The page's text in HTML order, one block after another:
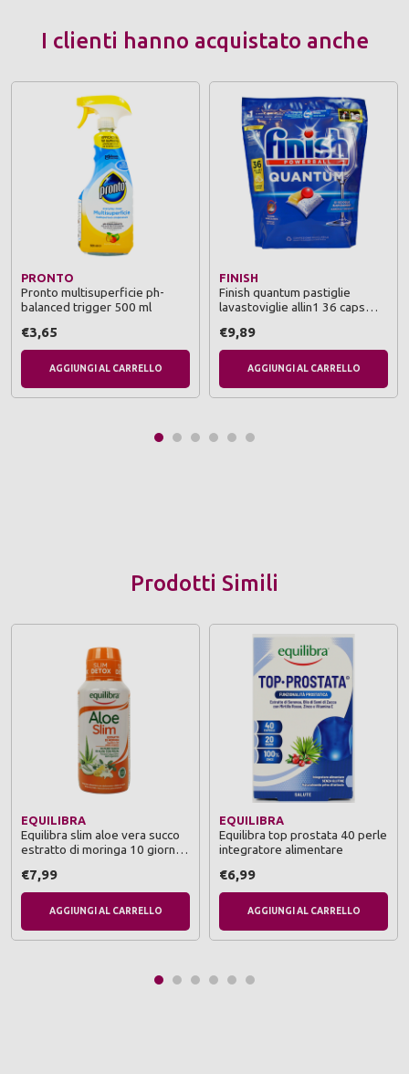
I clienti hanno acquistato anche
PRONTO
Pronto multisuperficie ph-
balanced trigger 500 ml
€3,65
AGGIUNGI AL CARRELLO
FINISH
Finish quantum pastiglie
lavastoviglie allin1 36 caps
€9,89
AGGIUNGI AL CARRELLO
Prodotti Simili
EQUILIBRA
Equilibra slim aloe vera succo
estratto di moringa 10 giorni
alimentare
€7,99
AGGIUNGI AL CARRELLO
EQUILIBRA
Equilibra top prostata 40 perle
integratore alimentare
€6,99
AGGIUNGI AL CARRELLO